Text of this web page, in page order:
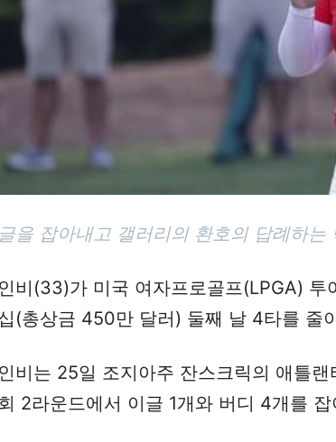
을 잡아내고 갤러리의 환호의 답례하는
비(33)가 미국 여자프로골프(LPGA) 투
(총상금 450만 달러) 둘째 날 4타를 줄
비는 25일 조지아주 잔스크릭의 애틀
2라운드에서 이글 1개와 버디 4개를